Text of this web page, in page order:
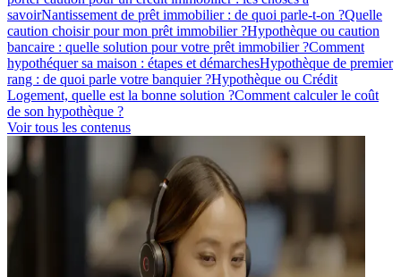
savoirNantissement de prêt immobilier : de quoi parle-t-on ?Quelle
caution choisir pour mon prêt immobilier ?Hypothèque ou caution
bancaire : quelle solution pour votre prêt immobilier ?Comment
hypothéquer sa maison : étapes et démarchesHypothèque de premier
rang : de quoi parle votre banquier ?Hypothèque ou Crédit
Logement, quelle est la bonne solution ?Comment calculer le coût
de son hypothèque ?
Voir tous les contenus